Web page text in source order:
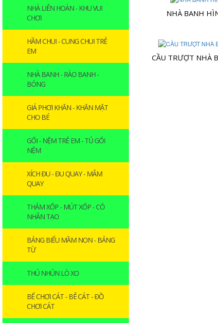
NHÀ LIÊN HOÀN - KHU VUI
CHƠI
HẦM CHUI - CUNG CHUI TRẺ
EM
NHÀ BANH - RÀO BANH -
BÓNG
GIÁ PHƠI KHĂN - KHĂN MẶT
CHO BÉ
GỐI - NỆM TRẺ EM - TỦ GỐI
NỆM
XÍCH ĐU - ĐU QUAY - MÂM
QUAY
THẢM XỐP - MÚT XỐP - CỎ
NHÂN TẠO
BẢNG BIỂU MẦM NON - BẢNG
TỪ
THÚ NHÚN LÒ XO
BỂ CHƠI CÁT - BÊ CÁT - ĐỒ
CHƠI CÁT
NHÀ BANH
CẦU TRƯỢT NHÀ